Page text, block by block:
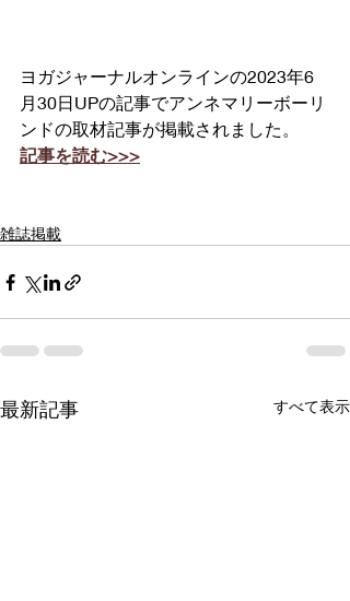
ヨガジャーナルオンラインの2023年6
月30日UPの記事でアンネマリーボーリ
ンドの取材記事が掲載されました。
記事を読む>>>
雑誌掲載
最新記事 すべて表示